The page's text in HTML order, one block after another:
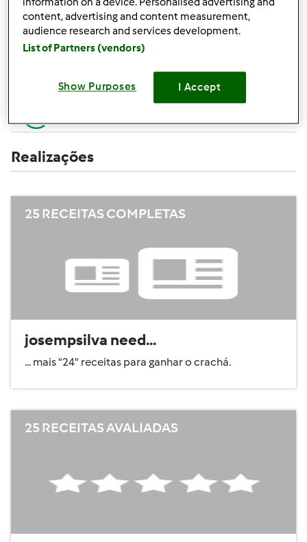
pontos
apenas campos obrigatórios =5 pontos)
+1
ponto
Avaliar uma receita
Adicionar um amigo
ponto
Realizações
25 RECEITAS COMPLETAS
josempsilva need...
... mais "24" receitas para ganhar o crachá.
25 RECEITAS AVALIADAS
content, advertising and content measurement,
audience research and services development.
List of Partners (vendors)
Show Purposes I Accept